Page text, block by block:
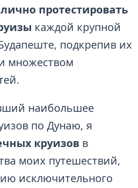
протестировать
каждой крупной
подкрепив их
множеством
наибольшее
по Дунаю, я
круизовв
моих путешествий,
исключительного